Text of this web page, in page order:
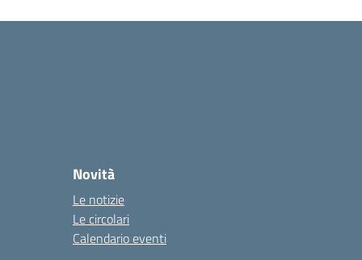
Novità
Le notizie
Le circolari
Calendario eventi